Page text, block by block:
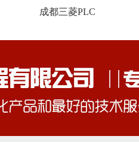
成都三菱PLC